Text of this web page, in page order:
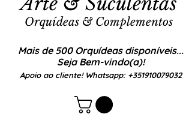
Mais de 500 Orquídeas disponíveis...
Seja Bem-vindo(a)!
Apoio ao cliente! Whatsapp: +351910079032
Orquídeas & Complementos